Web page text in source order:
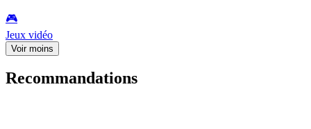
🎮️
Jeux vidéo
Voir moins
Recommandations